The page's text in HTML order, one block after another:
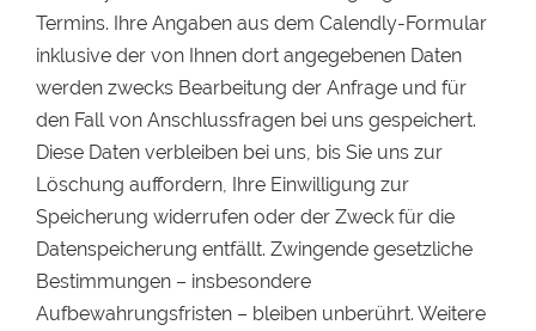
Termins. Ihre Angaben aus dem Calendly-Formular
inklusive der von Ihnen dort angegebenen Daten
werden zwecks Bearbeitung der Anfrage und für
den Fall von Anschlussfragen bei uns gespeichert.
Diese Daten verbleiben bei uns, bis Sie uns zur
Löschung auffordern, Ihre Einwilligung zur
Speicherung widerrufen oder der Zweck für die
Datenspeicherung entfällt. Zwingende gesetzliche
Bestimmungen – insbesondere
Aufbewahrungsfristen – bleiben unberührt. Weitere